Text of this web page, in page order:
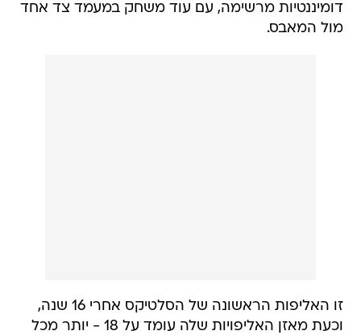
דומיננטיות מרשימה, עם עוד משחק במעמד צד אחד
מול המאבס.
זו האליפות הראשונה של הסלטיקס אחרי 16 שנה,
וכעת מאזן האליפויות שלה עומד על 18 - יותר מכל